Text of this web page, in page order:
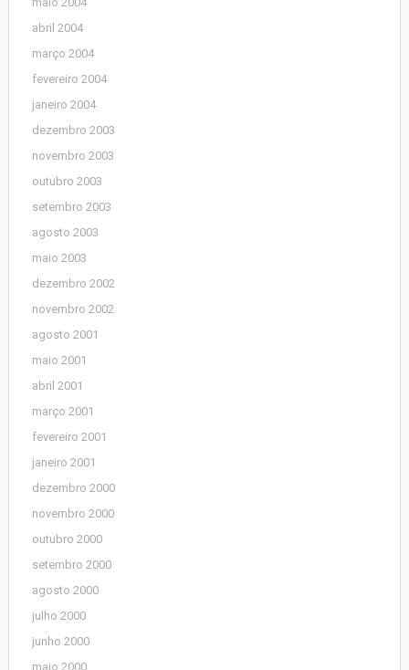
abril 2004
março 2004
fevereiro 2004
janeiro 2004
dezembro 2003
novembro 2003
outubro 2003
setembro 2003
agosto 2003
maio 2003
dezembro 2002
novembro 2002
agosto 2001
maio 2001
abril 2001
março 2001
fevereiro 2001
janeiro 2001
dezembro 2000
novembro 2000
outubro 2000
setembro 2000
agosto 2000
julho 2000
junho 2000
maio 2000